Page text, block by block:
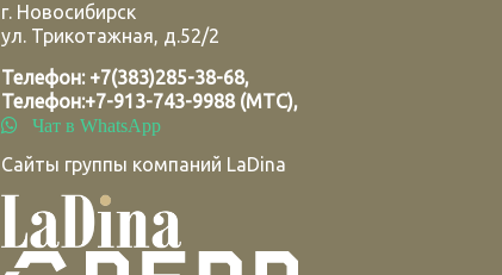
г. Новосибирск
ул. Трикотажная, д.52/2
Телефон: +7(383)285-38-68,
Телефон:+7-913-743-9988 (МТС),
Чат в WhatsApp
Сайты группы компаний LaDina